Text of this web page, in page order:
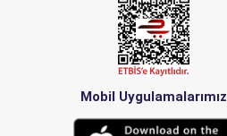
Mobil Uygulamalarımız